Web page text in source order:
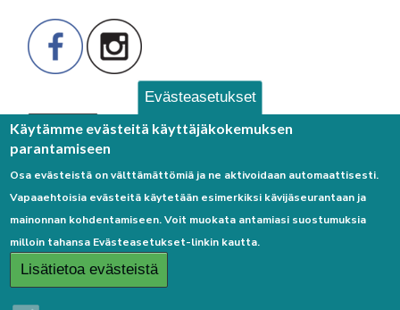
Palaute
Linkkejä
Etusivulle
Evästeasetukset
Käytämme evästeitä käyttäjäkokemuksen
parantamiseen
Osa evästeistä on välttämättömiä ja ne aktivoidaan automaattisesti.
Vapaaehtoisia evästeitä käytetään esimerkiksi kävijäseurantaan ja
mainonnan kohdentamiseen. Voit muokata antamiasi suostumuksia
milloin tahansa Evästeasetukset-linkin kautta.
Lisätietoa evästeistä